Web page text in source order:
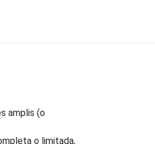
amplis (o
o limitada,